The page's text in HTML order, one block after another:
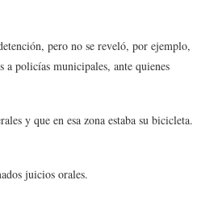
pero no se reveló, por ejemplo,
policías municipales, ante quienes
y que en esa zona estaba su bicicleta.
juicios orales.